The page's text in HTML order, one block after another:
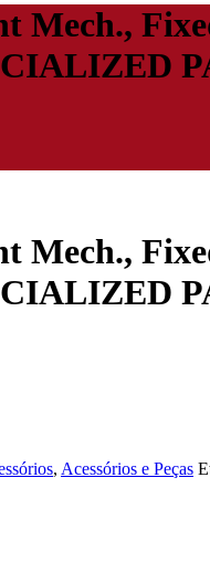
Mech.,
Mech.,
, Acessórios e Peças